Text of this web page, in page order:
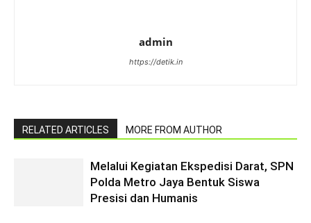
admin
https://detik.in
RELATED ARTICLES MORE FROM AUTHOR
Melalui Kegiatan Ekspedisi Darat, SPN
Polda Metro Jaya Bentuk Siswa
Presisi dan Humanis